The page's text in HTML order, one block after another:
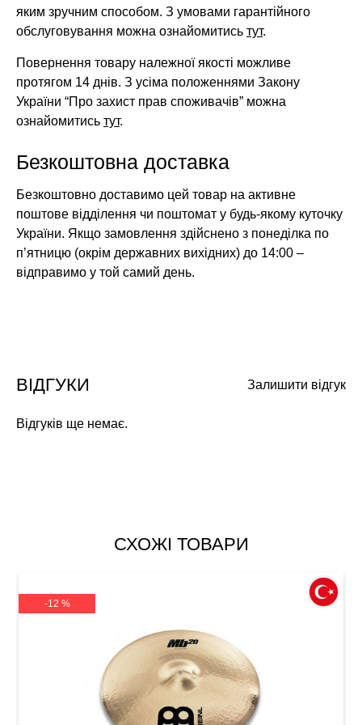
яким зручним способом. З умовами гарантійного
обслуговування можна ознайомитись тут.
Повернення товару належної якості можливе
протягом 14 днів. З усіма положеннями Закону
України “Про захист прав споживачів” можна
ознайомитись тут.
Безкоштовна доставка
Безкоштовно доставимо цей товар на активне
поштове відділення чи поштомат у будь-якому куточку
України. Якщо замовлення здійснено з понеділка по
п’ятницю (окрім державних вихідних) до 14:00 –
відправимо у той самий день.
Залишити відгук
ВІДГУКИ
Відгуків ще немає.
СХОЖІ ТОВАРИ
-12 %